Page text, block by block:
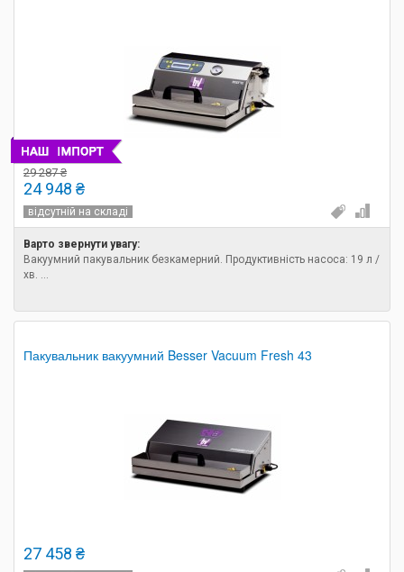
29 287 ₴
24 948 ₴
відсутній на складі
Варто звернути увагу:
Вакуумний пакувальник безкамерний. Продуктивність насоса: 19 л /
хв. ...
Пакувальник вакуумний Besser Vacuum Fresh 43
27 458 ₴